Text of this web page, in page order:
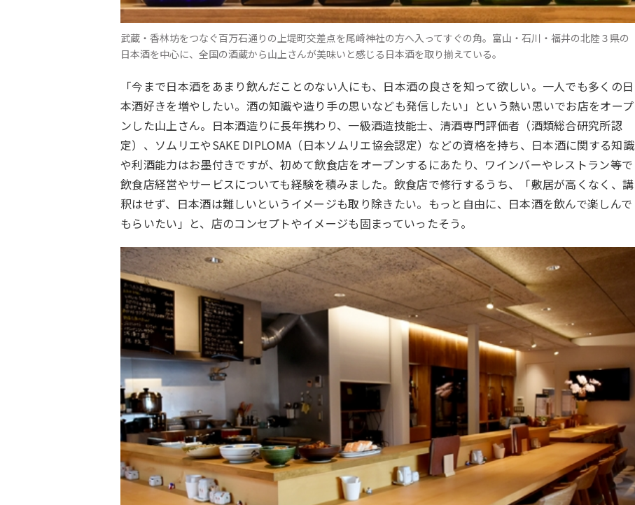
武蔵・香林坊をつなぐ百万石通りの上堤町交差点を尾崎神社の方へ入ってすぐの角。富山・石川・福井の北陸３県の
日本酒を中心に、全国の酒蔵から山上さんが美味いと感じる日本酒を取り揃えている。
「今まで日本酒をあまり飲んだことのない人にも、日本酒の良さを知って欲しい。一人でも多くの日
本酒好きを増やしたい。酒の知識や造り手の思いなども発信したい」という熱い思いでお店をオープ
ンした山上さん。日本酒造りに長年携わり、一級酒造技能士、清酒専門評価者（酒類総合研究所認
定）、ソムリエやSAKE DIPLOMA （日本ソムリエ協会認定）などの資格を持ち、日本酒に関する知識
や利酒能力はお墨付きですが、初めて飲食店をオープンするにあたり、ワインバーやレストラン等で
飲食店経営やサービスについても経験を積みました。飲食店で修行するうち、「敷居が高くなく、講
釈はせず、日本酒は難しいというイメージも取り除きたい。もっと自由に、日本酒を飲んで楽しんで
もらいたい」と、店のコンセプトやイメージも固まっていったそう。